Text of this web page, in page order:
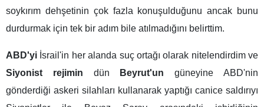
soykırım dehşetinin çok fazla konuşulduğunu ancak bunu
durdurmak için tek bir adım bile atılmadığını belirttim.
ABD'yi İsrail'in her alanda suç ortağı olarak nitelendirdim ve
Siyonist rejimin dün Beyrut'un güneyine ABD'nin
gönderdiği askeri silahları kullanarak yaptığı canice saldırıyı